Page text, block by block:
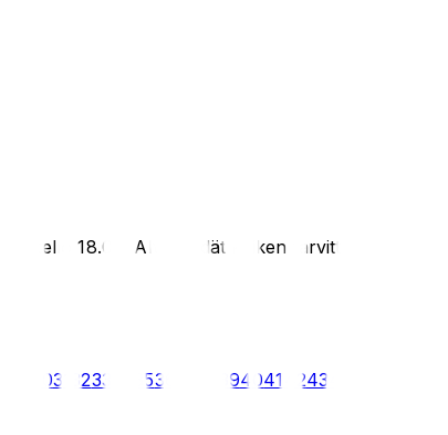
kello 18.00. Alta löydät kaiken tarvittavan
3031 3233 3536 394041 4243